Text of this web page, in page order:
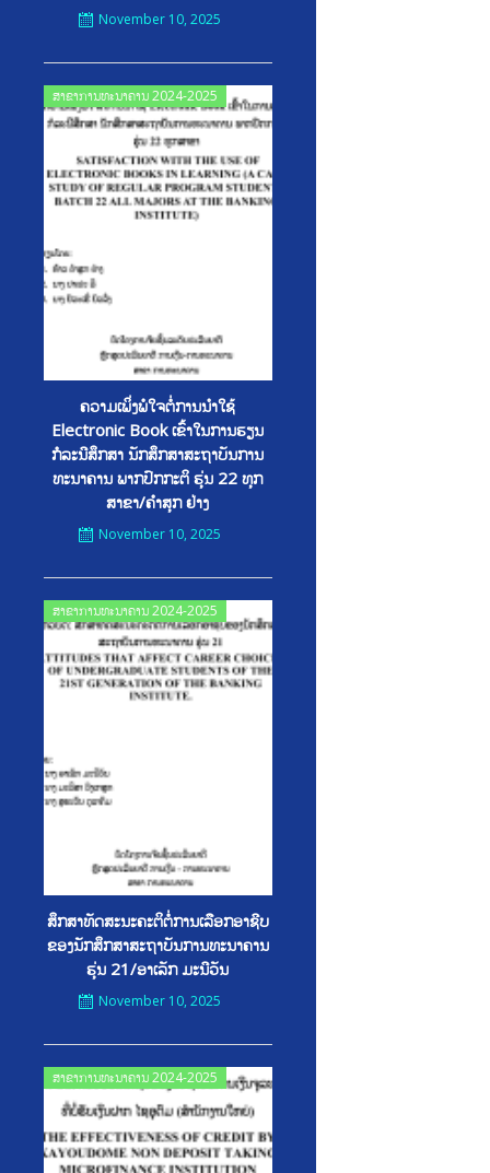
November 10, 2025
ສາຂາການທະນາຄານ 2024-2025
ຄວາມເພິ່ງພໍໃຈຕໍ່ການນໍາໃຊ້
Electronic Book ເຂົ້າໃນການຮຽນ
ກໍລະນີສຶກສາ ນັກສຶກສາສະຖາບັນການ
ທະນາຄານ ພາກປົກກະຕິ ຮຸ່ນ 22 ທຸກ
ສາຂາ/ຄໍາສຸກ ຢ່າງ
Posted
on
November 10, 2025
ສາຂາການທະນາຄານ 2024-2025
ສຶກສາທັດສະນະຄະຕິຕໍ່ການເລືອກອາຊີບ
ຂອງນັກສຶກສາສະຖາບັນການທະນາຄານ
ຮຸ່ນ 21/ອາເລັກ ມະນີວັນ
Posted
on
November 10, 2025
ສາຂາການທະນາຄານ 2024-2025
Posted
on